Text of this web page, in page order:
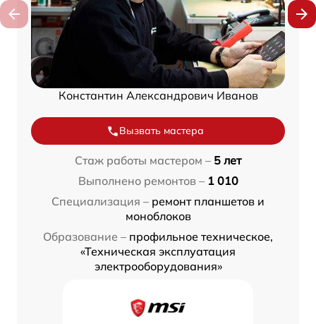
Константин Александрович Иванов
Вызвать мастера
Стаж работы мастером – 5 лет
Выполнено ремонтов – 1 010
Специализация – ремонт планшетов и
моноблоков
Образование – профильное техническое,
«Техническая эксплуатация
электрооборудования»